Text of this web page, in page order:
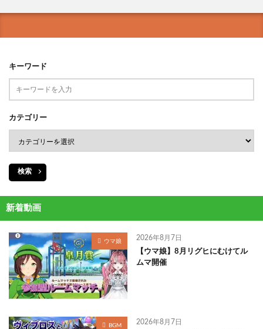
キーワード
カテゴリー
検索
新着動画
ウマ娘 2026年8月7日
【ウマ娘】8月リグヒにむけてル
ムマ開催
BGM 2026年8月7日